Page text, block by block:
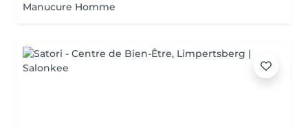
Manucure Homme